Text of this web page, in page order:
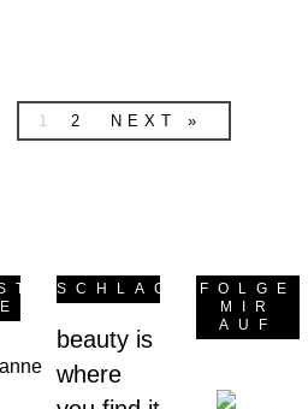
1 2 NEXT »
SCHLAGWÖRTER
beauty is
where
FOLGE
MIR
AUF